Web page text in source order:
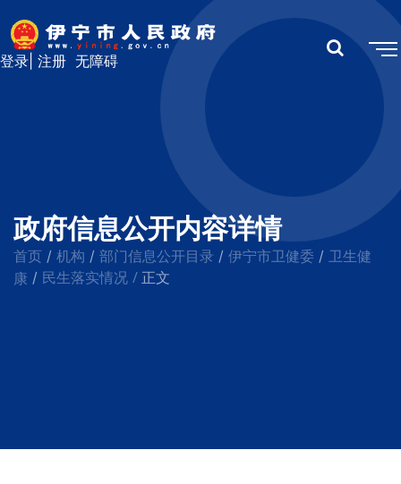
无障碍
登录 注册
政府信息公开内容详情
首页 / 机构 / 部门信息公开目录 / 伊宁市卫健委 / 卫生健
康 / 民生落实情况 / 正文